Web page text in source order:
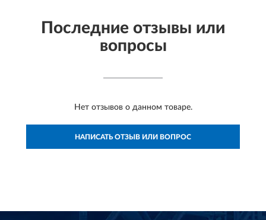
Последние отзывы или
вопросы
Нет отзывов о данном товаре.
НАПИСАТЬ ОТЗЫВ ИЛИ ВОПРОС